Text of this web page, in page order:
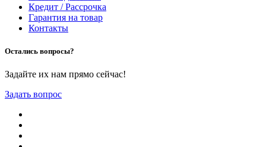
Кредит / Рассрочка
Гарантия на товар
Контакты
Остались вопросы?
Задайте их нам прямо сейчас!
Задать вопрос